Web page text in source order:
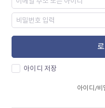
아이디 저장
아이디/비